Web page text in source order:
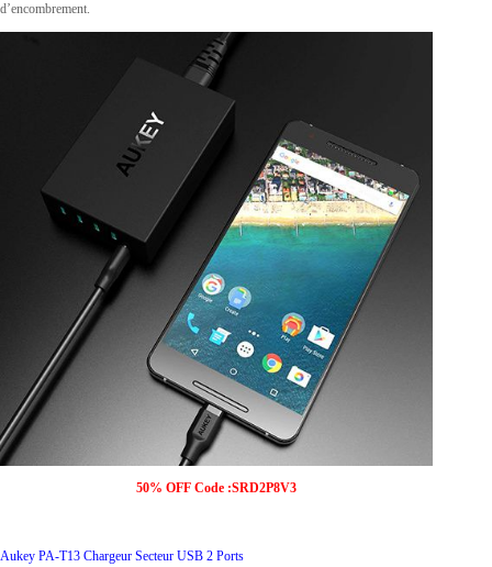
d’encombrement.
50% OFF Code :SRD2P8V3
Aukey PA-T13 Chargeur Secteur USB 2 Ports